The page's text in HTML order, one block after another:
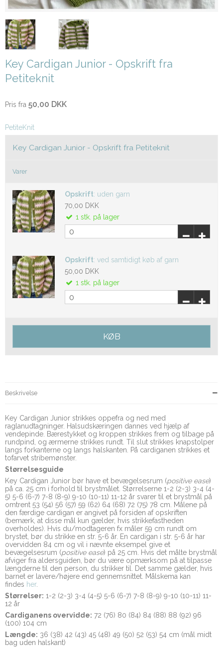
Key Cardigan Junior - Opskrift fra
Petiteknit
Pris fra 50,00 DKK
PetiteKnit
Key Cardigan Junior - Opskrift fra Petiteknit
Varer
Opskrift: uden garn
70,00 DKK
1 stk. på lager
Opskrift: ved samtidigt køb af garn
50,00 DKK
1 stk. på lager
KØB
Beskrivelse
Key Cardigan Junior strikkes oppefra og ned med
raglanudtagninger. Halsudskæringen dannes ved hjælp af
vendepinde. Bærestykket og kroppen strikkes frem og tilbage på
rundpind, og ærmerne strikkes rundt. Til slut strikkes knapstolper
langs forkanterne og langs halskanten. På cardiganen strikkes et
tofarvet stribemønster.
Størrelsesguide
Key Cardigan Junior bør have et bevægelsesrum (positive ease)
på ca. 25 cm i forhold til brystmålet. Størrelserne 1-2 (2-3) 3-4 (4-
5) 5-6 (6-7) 7-8 (8-9) 9-10 (10-11) 11-12 år svarer til et brystmål på
omtrent 53 (54) 56 (57) 59 (62) 64 (68) 72 (75) 78 cm. Målene på
den færdige cardigan er angivet på forsiden af opskriften
(bemærk, at disse mål kun gælder, hvis strikkefastheden
overholdes). Hvis du/modtageren fx måler 59 cm rundt om
brystet, bør du strikke en str. 5-6 år. En cardigan i str. 5-6 år har
overvidden 84 cm og vil i nævnte eksempel give et
bevægelsesrum (positive ease) på 25 cm. Hvis det målte brystmål
afviger fra aldersguiden, bør du være opmærksom på at tilpasse
længderne til den person, du strikker til. Det samme gælder, hvis
barnet er lavere/højere end gennemsnittet. Målskema kan
findes her.
Størrelser: 1-2 (2-3) 3-4 (4-5) 5-6 (6-7) 7-8 (8-9) 9-10 (10-11) 11-
12 år
Cardiganens overvidde: 72 (76) 80 (84) 84 (88) 88 (92) 96
(100) 104 cm
Længde: 36 (38) 42 (43) 45 (48) 49 (50) 52 (53) 54 cm (mål midt
bag uden halskant)